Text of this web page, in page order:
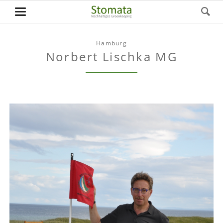
Hamburg
Norbert Lischka MG